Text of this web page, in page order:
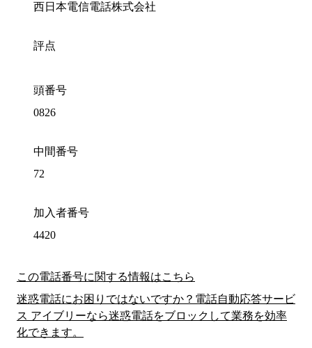
西日本電信電話株式会社
評点
頭番号
0826
中間番号
72
加入者番号
4420
この電話番号に関する情報はこちら
迷惑電話にお困りではないですか？電話自動応答サービ
ス アイブリーなら迷惑電話をブロックして業務を効率
化できます。